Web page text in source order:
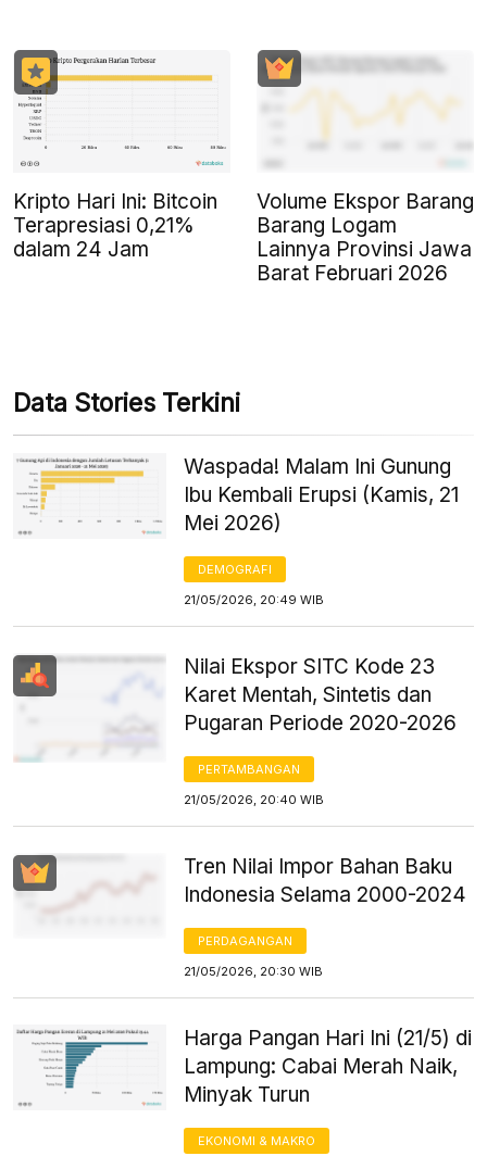
Kripto Hari Ini: Bitcoin
Terapresiasi 0,21%
dalam 24 Jam
Volume Ekspor Barang
Barang Logam
Lainnya Provinsi Jawa
Barat Februari 2026
Data Stories Terkini
Waspada! Malam Ini Gunung
Ibu Kembali Erupsi (Kamis, 21
Mei 2026)
DEMOGRAFI
21/05/2026, 20:49 WIB
Nilai Ekspor SITC Kode 23
Karet Mentah, Sintetis dan
Pugaran Periode 2020-2026
PERTAMBANGAN
21/05/2026, 20:40 WIB
Tren Nilai Impor Bahan Baku
Indonesia Selama 2000-2024
PERDAGANGAN
21/05/2026, 20:30 WIB
Harga Pangan Hari Ini (21/5) di
Lampung: Cabai Merah Naik,
Minyak Turun
EKONOMI & MAKRO